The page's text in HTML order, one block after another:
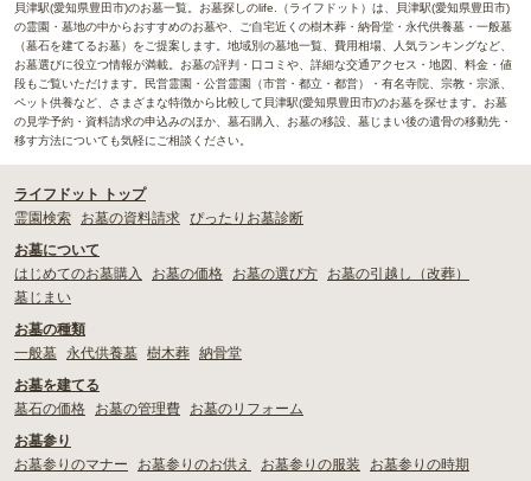
貝津駅(愛知県豊田市)のお墓一覧。お墓探しのlife.（ライフドット）は、貝津駅(愛知県豊田市)
の霊園・墓地の中からおすすめのお墓や、ご自宅近くの樹木葬・納骨堂・永代供養墓・一般墓
（墓石を建てるお墓）をご提案します。地域別の墓地一覧、費用相場、人気ランキングなど、
お墓選びに役立つ情報が満載。お墓の評判・口コミや、詳細な交通アクセス・地図、料金・値
段もご覧いただけます。民営霊園・公営霊園（市営・都立・都営）・有名寺院、宗教・宗派、
ペット供養など、さまざまな特徴から比較して貝津駅(愛知県豊田市)のお墓を探せます。お墓
の見学予約・資料請求の申込みのほか、墓石購入、お墓の移設、墓じまい後の遺骨の移動先・
移す方法についても気軽にご相談ください。
ライフドット トップ
霊園検索
お墓の資料請求 ぴったりお墓診断
お墓について
はじめてのお墓購入
お墓の価格 お墓の選び方
お墓の引越し（改葬）
墓じまい
お墓の種類
一般墓
永代供養墓 樹木葬 納骨堂
お墓を建てる
墓石の価格
お墓の管理費
お墓のリフォーム
お墓参り
お墓参りのマナー
お墓参りのお供え お墓参りの服装
お墓参りの時期